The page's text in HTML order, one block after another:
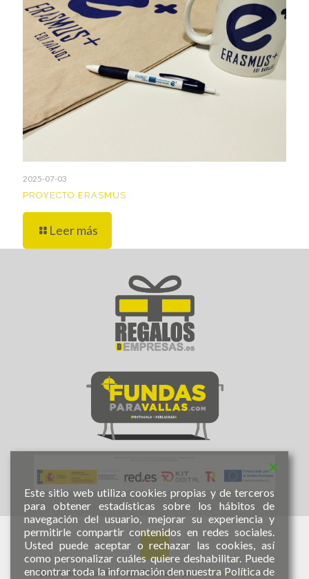
2025-07-03
PROYECTO ERASMUS
Leer más
Quality Servicios © 2026. Diseñado porcondimento.studio
Este sitio web utiliza cookies propias y de terceros
para obtener estadísticas sobre los hábitos de
navegación del usuario, mejorar su experiencia y
permitirle compartir contenidos en redes sociales.
Usted puede aceptar o rechazar las cookies, así
como personalizar cuáles quiere deshabilitar. Puede
encontrar toda la información den nuestra Política de